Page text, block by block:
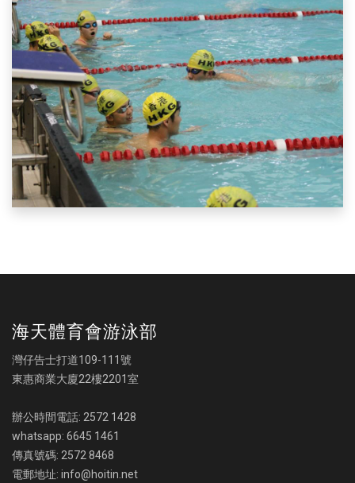
海天體育會游泳部
灣仔告士打道109-111號
東惠商業大廈22樓2201室
辦公時間電話: 2572 1428
whatsapp: 6645 1461
傳真號碼: 2572 8468
電郵地址: info@hoitin.net